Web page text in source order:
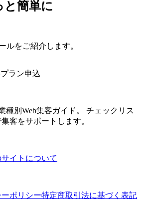
簡単に
ルをご紹介します。
ラン申込
種別Web集客ガイド。 チェックリス
客をサポートします。
サイトについて
ポリシー特定商取引法に基づく表記